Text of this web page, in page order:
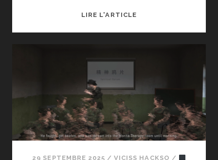
LIRE L'ARTICLE⬟
29 SEPTEMBRE 2025 /VICISS HACKSO /